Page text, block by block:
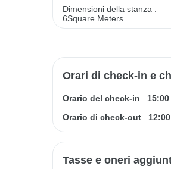
Dimensioni della stanza :
6Square Meters
Orari di check-in e
Orario del check-in 15:00
Orario di check-out
12:00
Tasse e oneri